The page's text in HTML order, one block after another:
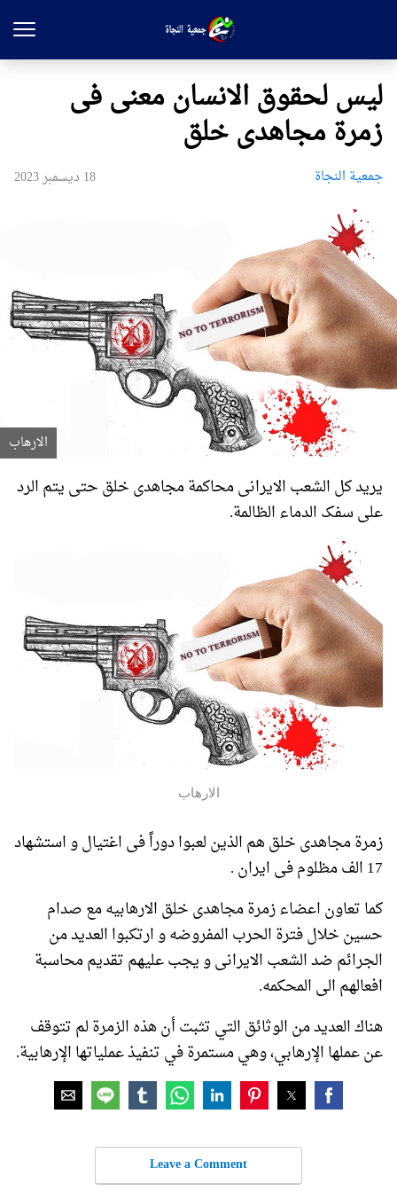
لیس لحقوق الانسان معنی فی
زمرة مجاهدی خلق
جمعیة النجاة 18 ديسمبر 2023
الارهاب
یرید کل الشعب الایرانی محاکمة مجاهدی خلق حتی یتم الرد
علی سفک الدماء الظالمة.
الارهاب
زمرة مجاهدی خلق هم الذین لعبوا دوراً فی اغتیال و استشهاد
17 الف مظلوم فی ایران .
کما تعاون اعضاء زمرة مجاهدی خلق الارهابیه مع صدام
حسین خلال فترة الحرب المفروضه و ارتکبوا العدید من
الجرائم ضد الشعب الایرانی و یجب علیهم تقدیم محاسبة
افعالهم الی المحکمه.
هناك العديد من الوثائق التي تثبت أن هذه الزمرة لم تتوقف
عن عملها الإرهابي، وهي مستمرة في تنفيذ عملياتها الإرهابية.
Leave a Comment